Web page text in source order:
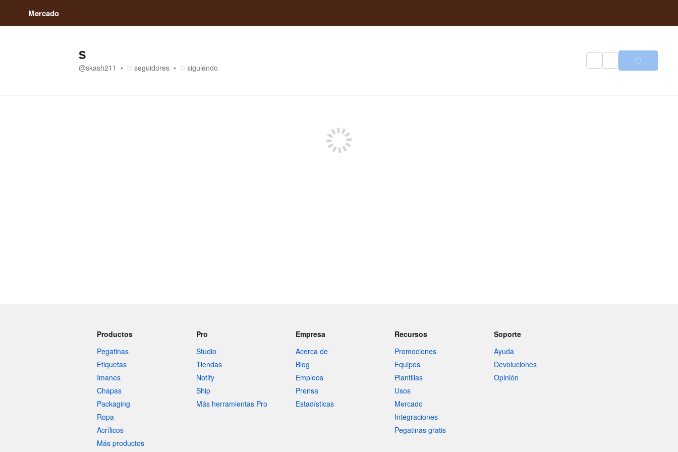
Mercado
S
@skash211 seguidores siguiendo
Productos
Pegatinas
Etiquetas
Imanes
Chapas
Packaging
Ropa
Acrílicos
Más productos
Pro
Studio
Tiendas
Notify
Ship
Más herramientas Pro
Empresa
Acerca de
Blog
Empleos
Prensa
Estadísticas
Recursos
Promociones
Equipos
Plantillas
Usos
Mercado
Integraciones
Pegatinas gratis
Soporte
Ayuda
Devoluciones
Opinión